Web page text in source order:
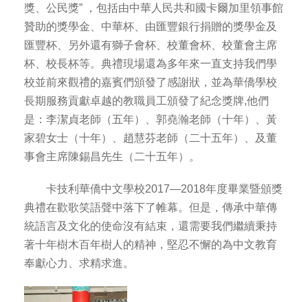
獎、公民獎” ，包括由中華人民共和國卡爾加里領事館
贊助的獎學金、中華杯、由匯豐銀行捐贈的獎學金及
匯豐杯、另外還有獅子會杯、校董會杯、校董會主席
杯、校長杯等。典禮現場還為多年來一直支持我們學
校並前來觀禮的嘉賓們頒發了感謝狀，並為華僑學校
長期服務貢獻卓越的教職員工頒發了紀念獎牌,他們
是：李潔貞老師（五年）、郭堯瀚老師（十年）、黃
家碧女士（十年）、趙慧芬老師（二十五年）、及董
事會主席陳錫昌先生（二十五年）。
卡技利華僑中文學校2017—2018年度畢業暨頒獎
典禮在歡歌笑語聲中落下了帷幕。但是，傳承中華傳
統語言及文化的使命沒有結束，還需要我們繼續秉持
著十年樹木百年樹人的精神，堅忍不懈的為中文教育
奉獻心力、求精求進。